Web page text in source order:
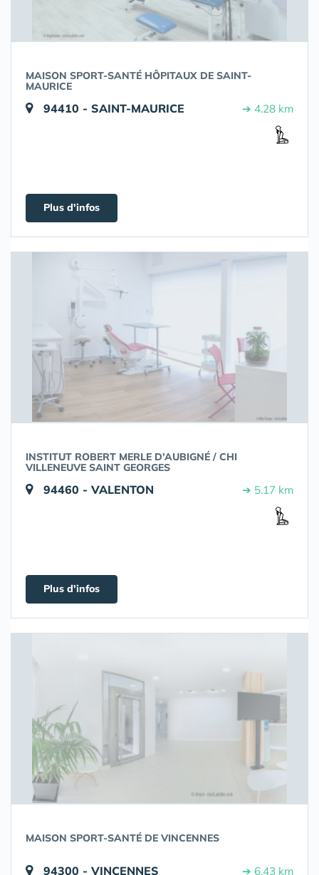
MAISON SPORT-SANTÉ HÔPITAUX DE SAINT-
MAURICE
94410 - SAINT-MAURICE ➔ 4.28 km
Plus d'infos
INSTITUT ROBERT MERLE D’AUBIGNÉ / CHI
VILLENEUVE SAINT GEORGES
94460 - VALENTON ➔ 5.17 km
Plus d'infos
MAISON SPORT-SANTÉ DE VINCENNES
94300 - VINCENNES ➔ 6.43 km